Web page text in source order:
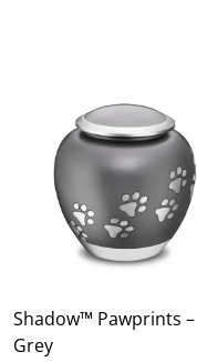
Deze
optie
kan
gekozen
worden
op
de
Shadow™ Pawprints –
Grey